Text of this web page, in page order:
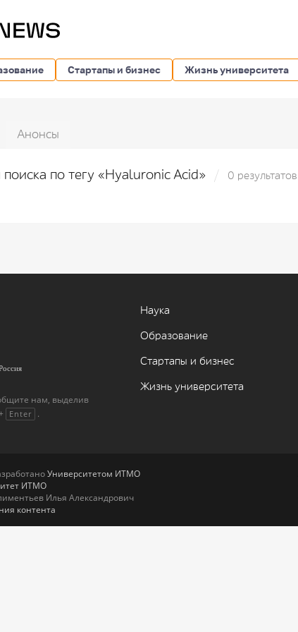
Стартапы и бизнес Жизнь университета
Анонсы
поиска по тегу «Hyaluronic Acid» 0 результатов
нам, выделив
Enter .
Наука
Образование
Стартапы и бизнес
Жизнь университета
Университетом ИТМО
ИТМО
Илья Александрович
контента